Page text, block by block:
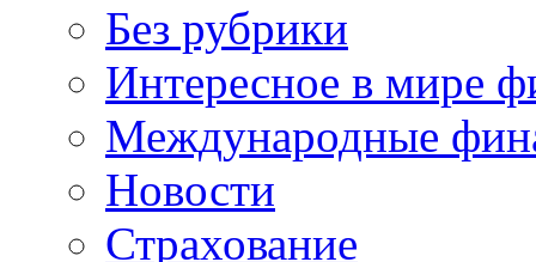
Без рубрики
Интересное в мире
Международные
Новости
Страхование